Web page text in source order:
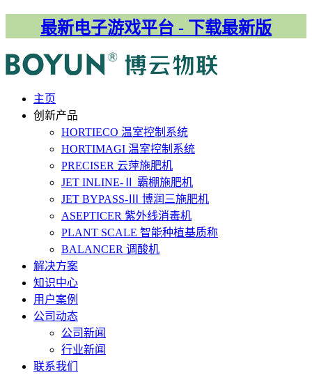
最新电子游戏平台 - 下载最新版
主⻚
创新产品
HORTIECO 温室控制系统
HORTIMAGI 温室控制系统
PRECISER 云萍施肥机
JET INLINE-Ⅱ 霸棚施肥机
JET BYPASS-Ⅲ 博润三施肥机
ASEPTICER 紫外线消毒机
PLANT SCALE 智能种植基质称
BALANCER 调酸机
解决⽅案
知识中心
用户案例
公司动态
公司新闻
行业新闻
联系我们